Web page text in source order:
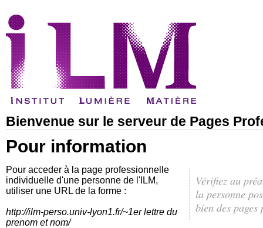
Bienvenue sur le serveur de Pages
Pour information
Vérifiez au
la personne
bien des pages
Pour acceder à la page professionnelle
individuelle d'une personne de l'ILM,
utiliser une URL de la forme :
http://ilm-perso.univ-lyon1.fr/~1er lettre du
prenom et nom/